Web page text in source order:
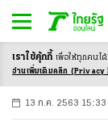
-ก ก ก+
13 ก.ค. 2563 15:33
เราใช้คุ้กกี้ เพื่อให้ทุกคนไ
อ่านเพิ่มเติมคลิก (Privacy